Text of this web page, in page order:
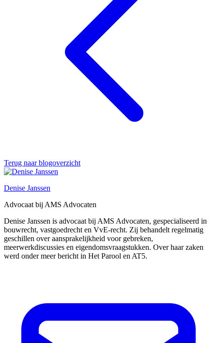
Terug naar blogoverzicht
Denise Janssen
Advocaat bij AMS Advocaten
Denise Janssen is advocaat bij AMS Advocaten, gespecialiseerd in
bouwrecht, vastgoedrecht en VvE-recht. Zij behandelt regelmatig
geschillen over aansprakelijkheid voor gebreken,
meerwerkdiscussies en eigendomsvraagstukken. Over haar zaken
werd onder meer bericht in Het Parool en AT5.